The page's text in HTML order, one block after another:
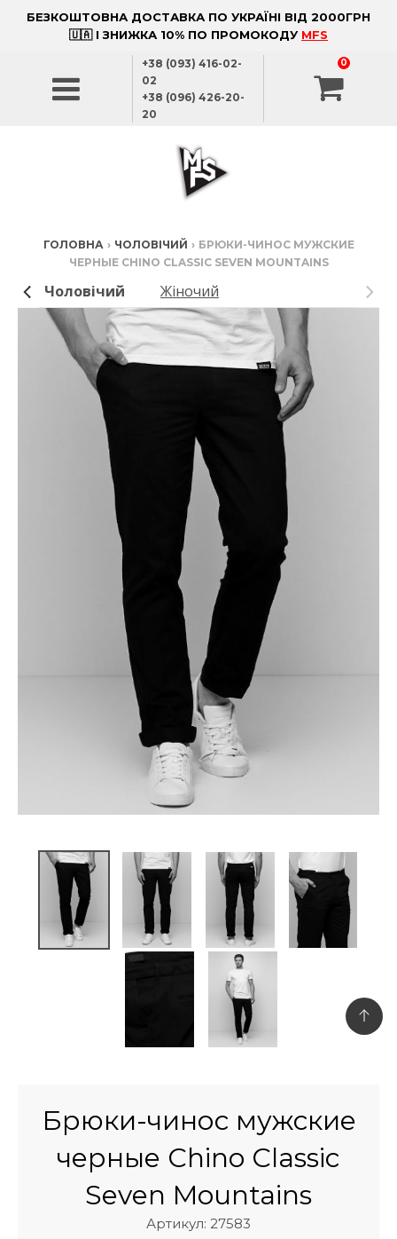
БЕЗКОШТОВНА ДОСТАВКА ПО УКРАЇНІ ВІД 2000ГРН
🇺🇦 І ЗНИЖКА 10% ПО ПРОМОКОДУ MFS
+38 (093) 416-02-
02
+38 (096) 426-20-
20
0
ГОЛОВНА › ЧОЛОВІЧИЙ › БРЮКИ-ЧИНОС МУЖСКИЕ
ЧЕРНЫЕ CHINO CLASSIC SEVEN MOUNTAINS
Чоловічий Жіночий
Брюки-чинос мужские
черные Chino Classic
Seven Mountains
Артикул: 27583